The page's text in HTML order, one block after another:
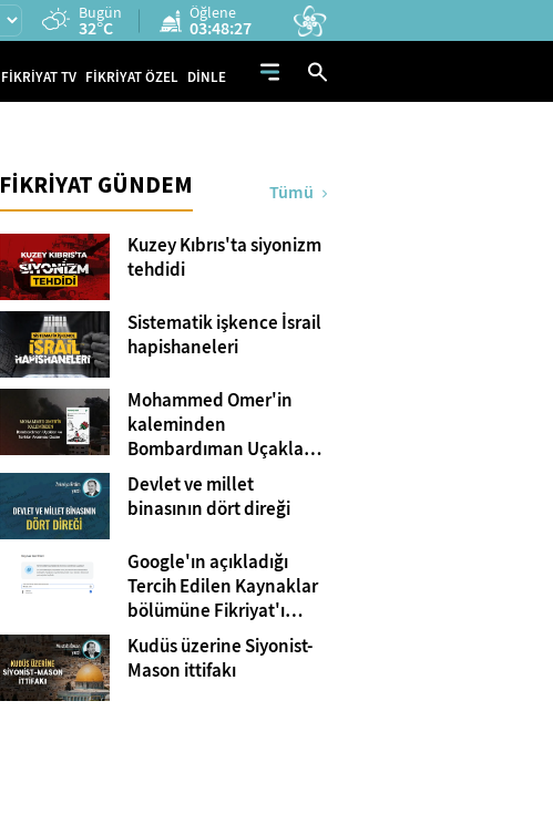
Bugün
32°C
Öğlene
03:48:26
FİKRİYAT TV FİKRİYAT ÖZEL DİNLE
FİKRİYAT GÜNDEM Tümü
Kuzey Kıbrıs'ta siyonizm
tehdidi
Sistematik işkence İsrail
hapishaneleri
Mohammed Omer'in
kaleminden
Bombardıman Uçakları
ve Tanklar Arasında
Gazze
Devlet ve millet
binasının dört direği
Google'ın açıkladığı
Tercih Edilen Kaynaklar
bölümüne Fikriyat'ı
eklemeyi unutmayın!
Kudüs üzerine Siyonist-
Mason ittifakı